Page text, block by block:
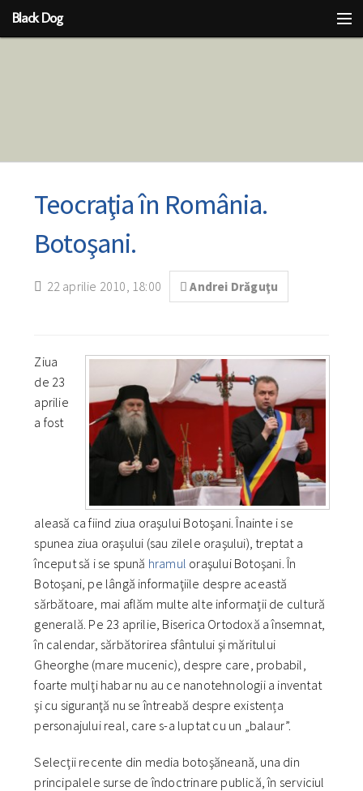
Black Dog
Teocraţia în România.
Botoşani.
22 aprilie 2010, 18:00 Andrei Drăguţu
Ziua
de 23
aprilie
a fost
aleasă ca fiind ziua oraşului Botoşani. Înainte i se
spunea ziua oraşului (sau zilele oraşului), treptat a
început să i se spună hramul oraşului Botoşani. În
Botoşani, pe lângă informaţiile despre această
sărbătoare, mai aflăm multe alte informaţii de cultură
generală. Pe 23 aprilie, Biserica Ortodoxă a însemnat,
în calendar, sărbătorirea sfântului şi măritului
Gheorghe (mare mucenic), despre care, probabil,
foarte mulţi habar nu au ce nanotehnologii a inventat
şi cu siguranţă nu se întreabă despre existența
personajului real, care s-a luptat cu un „balaur”.
Selecţii recente din media botoşăneană, una din
principalele surse de îndoctrinare publică, în serviciul